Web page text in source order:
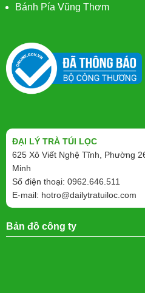
Bánh Pía Vũng Thơm
ĐẠI LÝ TRÀ TÚI LỌC
625 Xô Viết Nghệ Tĩnh, Phường
Minh
Số điện thoại: 0962.646.511
E-mail: hotro@dailytratuiloc.com
Bản đồ công ty